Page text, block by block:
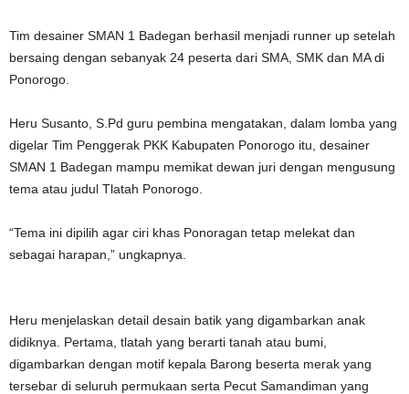
Tim desainer SMAN 1 Badegan berhasil menjadi runner up setelah
bersaing dengan sebanyak 24 peserta dari SMA, SMK dan MA di
Ponorogo.
Heru Susanto, S.Pd guru pembina mengatakan, dalam lomba yang
digelar Tim Penggerak PKK Kabupaten Ponorogo itu, desainer
SMAN 1 Badegan mampu memikat dewan juri dengan mengusung
tema atau judul Tlatah Ponorogo.
“Tema ini dipilih agar ciri khas Ponoragan tetap melekat dan
sebagai harapan,” ungkapnya.
Heru menjelaskan detail desain batik yang digambarkan anak
didiknya. Pertama, tlatah yang berarti tanah atau bumi,
digambarkan dengan motif kepala Barong beserta merak yang
tersebar di seluruh permukaan serta Pecut Samandiman yang